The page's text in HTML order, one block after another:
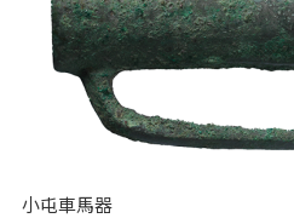
小屯車馬器